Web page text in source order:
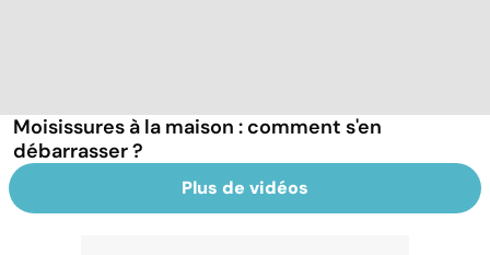
Moisissures à la maison : comment s'en
débarrasser ?
Plus de vidéos